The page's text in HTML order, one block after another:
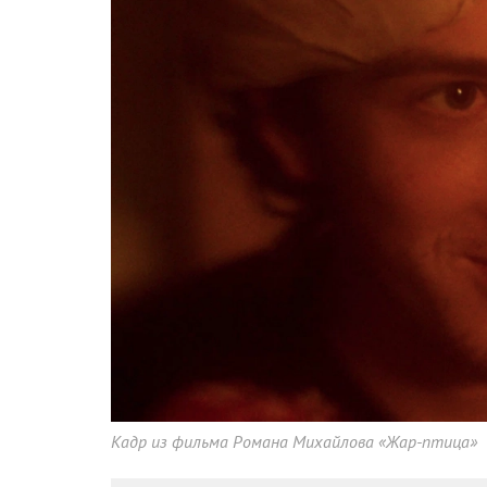
Кадр из фильма Романа Михайлова «Жар-птица»